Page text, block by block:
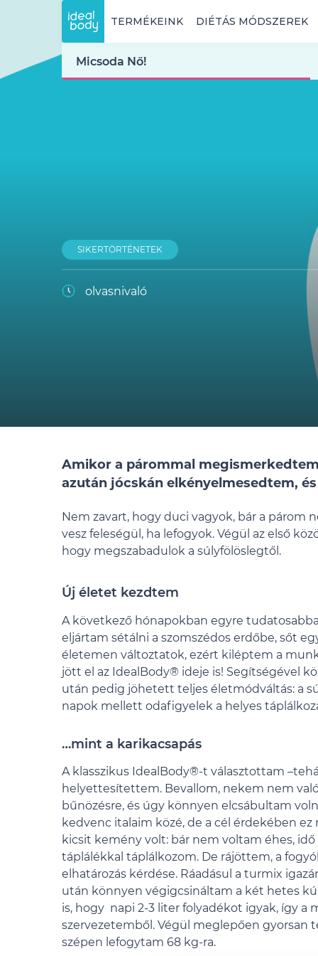
TERMÉKEINK DIÉTÁS MÓDSZEREK
SIKERTÖRTÉNETEK
Micsoda Nő!
olvasnivaló
Amikor a párommal
azután jócskán elkényelmesedtem,
Nem zavart, hogy duci vagyok, bár a
vesz feleségül, ha lefogyok. Végül az első
hogy megszabadulok a súlyfölöslegtől.
Új életet kezdtem
A következő hónapokban egyre
eljártam sétálni a szomszédos erdőbe, sőt
életemen változtatok, ezért kiléptem a
jött el az IdealBody® ideje is! Segítségével
után pedig jöhetett teljes életmódváltás: a
napok mellett odafigyelek a helyes
…mint a karikacsapás
A klasszikus IdealBody®-t választottam
helyettesítettem. Bevallom, nekem nem
bűnözésre, és úgy könnyen elcsábultam
kedvenc italaim közé, de a cél érdekében
kicsit kemény volt: bár nem voltam éhes,
táplálékkal táplálkozom. De rájöttem, a
elhatározás kérdése. Ráadásul a turmix
után könnyen végigcsináltam a két hetes
is, hogy napi 2-3 liter folyadékot igyak, így a
szervezetemből. Végül meglepően gyorsan
szépen lefogytam 68 kg-ra.